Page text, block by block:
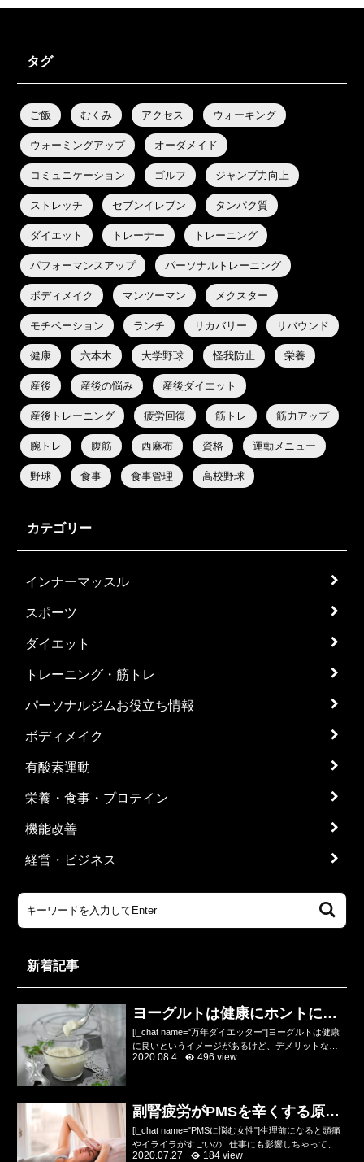
タグ
ご飯 むくみ アクセス ウォーキング
ウォーミングアップ オーダメイド
コミュニケーション ゴルフ ジャンプ力向上
ストレッチ セブンイレブン タンパク質
ダイエット トレーナー トレーニング
パフォーマンスアップ パーソナルトレーニング
ボディメイク マンツーマン メクスター
モチベーション ランチ リカバリー リバウンド
健康 六本木 大学野球 怪我防止 栄養
産後 産後の悩み 産後ダイエット
産後トレーニング 疲労回復 筋トレ 筋力アップ
腕トレ 腹筋 西麻布 資格 運動メニュー
野球 食事 食事管理 高校野球
カテゴリー
インナーマッスル
スポーツ
ダイエット
トレーニング・筋トレ
パーソナルジムお役立ち情報
ボディメイク
有酸素運動
栄養・食事・プロテイン
機能改善
経営・ビジネス
新着記事
ヨーグルトは健康にホントにい
いのかデメリットを解説
[l_chat name="万年ダイエッター"]ヨーグルトは健康
に良いというイメージがあるけど、デメリットなん
てあるの？乳酸菌やビフィズス菌が入っていて便秘
2020.08.4 496 view
副腎疲労がPMSを辛くする原因
をトレーナーが解説
[l_chat name="PMSに悩む女性"]生理前になると頭痛
やイライラがすごいの...仕事にも影響しちゃって、ひ
どい時は会社を休んじゃうの...どうにか改善したいん
2020.07.27 184 view